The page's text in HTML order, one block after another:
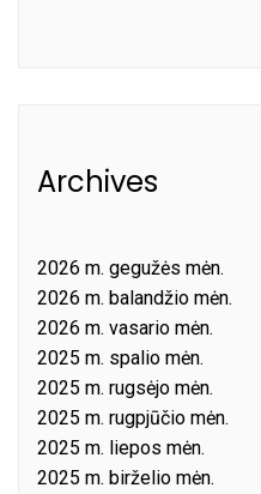
Archives
2026 m. gegužės mėn.
2026 m. balandžio mėn.
2026 m. vasario mėn.
2025 m. spalio mėn.
2025 m. rugsėjo mėn.
2025 m. rugpjūčio mėn.
2025 m. liepos mėn.
2025 m. birželio mėn.